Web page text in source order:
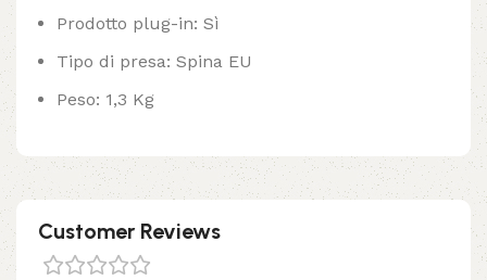
Prodotto plug-in: Sì
Tipo di presa: Spina EU
Peso: 1,3 Kg
Customer Reviews